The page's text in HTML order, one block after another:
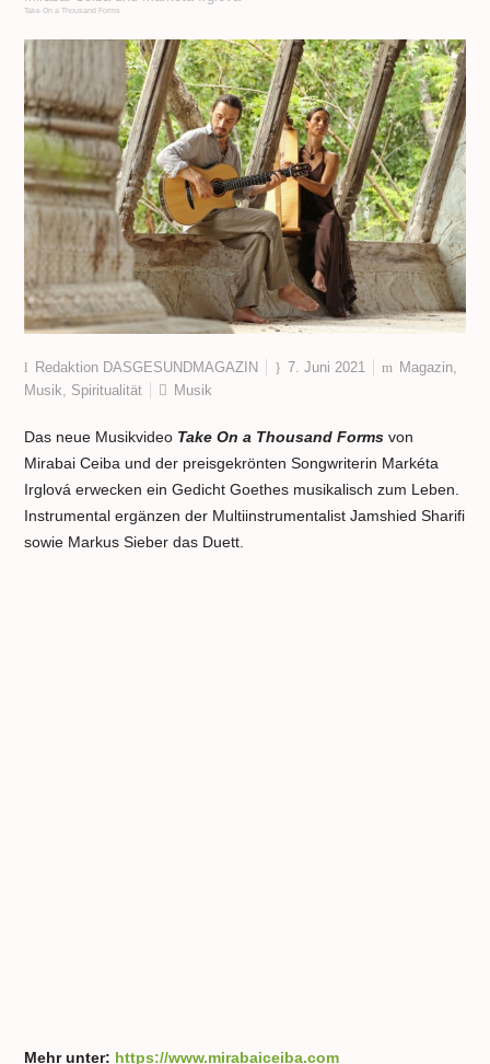
Take On a Thousand Forms
Redaktion DASGESUNDMAGAZIN 7. Juni 2021 Magazin,
Musik, Spiritualität Musik
Das neue Musikvideo Take On a Thousand Forms von
Mirabai Ceiba und der preisgekrönten Songwriterin Markéta
Irglová erwecken ein Gedicht Goethes musikalisch zum Leben.
Instrumental ergänzen der Multiinstrumentalist Jamshied Sharifi
sowie Markus Sieber das Duett.
Mehr unter: https://www.mirabaiceiba.com